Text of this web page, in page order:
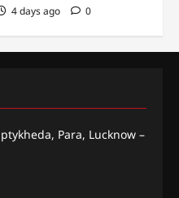
4 days ago 0
Para, Lucknow –